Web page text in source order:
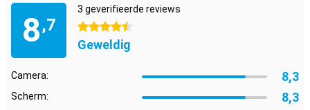
8,7
3 geverifieerde reviews
4.5 sterren
Geweldig
Camera: 8,3
Scherm: 8,3